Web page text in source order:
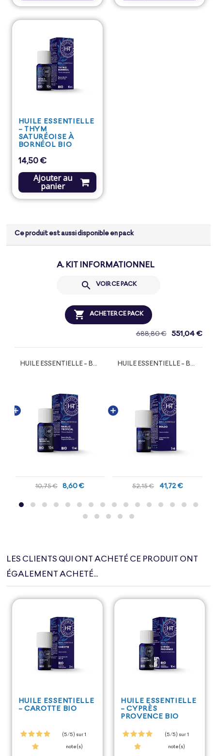
HUILE ESSENTIELLE
- THYM
SATURÉOISE À
BORNÉOL BIO
Prix
14,50 €
Ajouter au
panier
Ce produit est aussi disponible en pack
A. KIT INFORMATIONNEL
 VOIR CE PACK
 ACHETER CE PACK
688,80 € 551,04 €
HUILE ESSENTIELLE - BASILIC TROPICAL BIO
10,75 € 8,60 €
HUILE ESSENTIELLE - BOLDO
52,15 € 41,72 €
LES CLIENTS QUI ONT ACHETÉ CE PRODUIT ONT
ÉGALEMENT ACHETÉ...
HUILE ESSENTIELLE
- CAROTTE BIO
(5/5) sur 1
note(s)
HUILE ESSENTIELLE
- CYPRÈS
PROVENCE BIO
(5/5) sur 1
note(s)